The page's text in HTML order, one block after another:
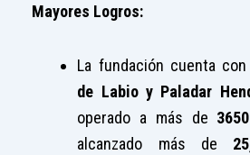
Mayores Logros:
La fundación cuenta con
de Labio y Paladar
operado a más de
alcanzado más de